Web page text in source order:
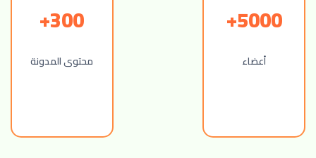
5000+
أعضاء
300+
محتوى المدونة